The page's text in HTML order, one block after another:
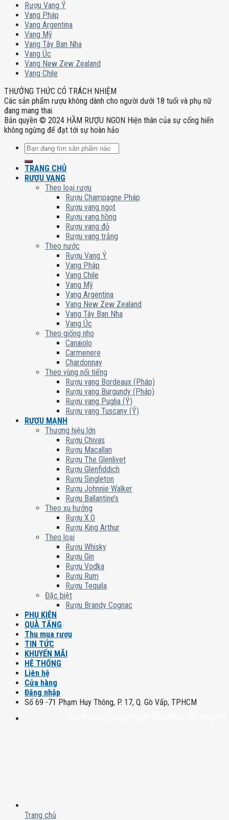
Rượu Vang Ý
Vang Pháp
Vang Argentina
Vang Mỹ
Vang Tây Ban Nha
Vang Úc
Vang New Zew Zealand
Vang Chile
THƯỞNG THỨC CÓ TRÁCH NHIỆM
Các sản phẩm rượu không dành cho người dưới 18 tuổi và phụ nữ
đang mang thai.
Bản quyền © 2024 HẦM RƯỢU NGON Hiện thân của sự cống hiến
không ngừng để đạt tới sự hoàn hảo
Tìm
TRANG CHỦ
RƯỢU VANG
Theo loại rượu
Rượu Champagne Pháp
Rượu vang ngọt
Rượu vang hồng
Rượu vang đỏ
Rượu vang trắng
Theo nước
Rượu Vang Ý
Vang Pháp
Vang Chile
Vang Mỹ
Vang Argentina
Vang New Zew Zealand
Vang Tây Ban Nha
Vang Úc
Theo giống nho
Canaiolo
Carmenere
Chardonnay
Theo vùng nổi tiếng
Rượu vang Bordeaux (Pháp)
Rượu vang Burgundy (Pháp)
Rượu vang Puglia (Ý)
Rượu vang Tuscany (Ý)
RƯỢU MẠNH
Thương hiệu lớn
Rượu Chivas
Rượu Macallan
Rượu The Glenlivet
Rượu Glenfiddich
Rượu Singleton
Rượu Johnnie Walker
Rượu Ballantine’s
Theo xu hướng
Rượu X.O
Rượu King Arthur
Theo loại
Rượu Whisky
Rượu Gin
Rượu Vodka
Rượu Rum
Rượu Tequila
Đặc biệt
Rượu Brandy Cognac
PHỤ KIỆN
QUÀ TẶNG
Thu mua rượu
TIN TỨC
KHUYẾN MÃI
HỆ THỐNG
Liên hệ
Cửa hàng
Đăng nhập
Số 69 -71 Phạm Huy Thông, P. 17, Q. Gò Vấp, TPHCM
Trang chủ